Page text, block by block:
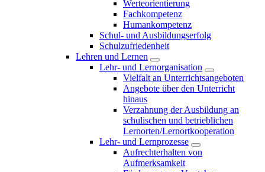
Werteorientierung
Fachkompetenz
Humankompetenz
Schul- und Ausbildungserfolg
Schulzufriedenheit
Lehren und Lernen
Lehr- und Lernorganisation
Vielfalt an Unterrichtsangeboten
Angebote über den Unterricht
hinaus
Verzahnung der Ausbildung an
schulischen und betrieblichen
Lernorten/Lernortkooperation
Lehr- und Lernprozesse
Aufrechterhalten von
Aufmerksamkeit